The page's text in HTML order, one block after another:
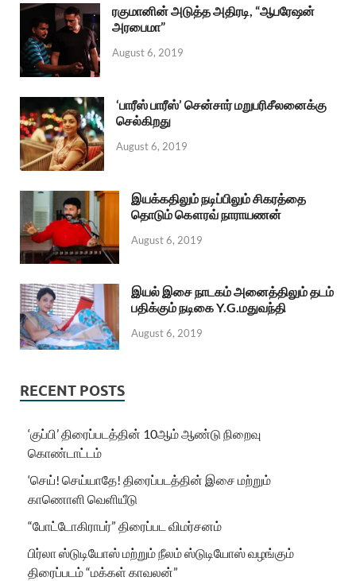
ரகுமானின் அடுத்த அதிரடி, “ஆபரேஷன்
அரபைமா”
August 6, 2019
‘பாரீஸ் பாரீஸ்’ சென்சார் மறுபரிசீலனைக்கு
செல்கிறது
August 6, 2019
இயக்கதிலும் நடிப்பிலும் சிகரத்தை
தொடும் கௌரவ் நாராயணன்
August 6, 2019
இயல் இசை நாடகம் அனைத்திலும் தடம்
பதிக்கும் நடிகை Y.G.மதுவந்தி
August 6, 2019
RECENT POSTS
‘குப்பி’ திரைப்படத்தின் 10ஆம் ஆண்டு நிறைவு
கொண்டாட்டம்
‘செய்! செய்யாதே! திரைப்படத்தின் இசை மற்றும்
காணொளி வெளியீடு
“போட்டோகிராபர்” திரைப்பட விமர்சனம்
பிர்லா ஸ்டுடியோஸ் மற்றும் நீலம் ஸ்டுடியோஸ் வழங்கும்
திரைப்படம் “மக்கள் காவலன்”